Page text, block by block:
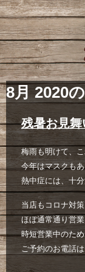
8月 2020
残暑お見
梅雨も明けて、
今年はマスクもあ
熱中症には、十分
当店もコロナ対策
ほぼ通常通り営業
時短営業中のた
ご予約のお電話